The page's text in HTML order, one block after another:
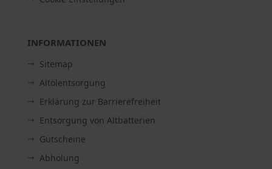
INFORMATIONEN
Sitemap
Altölentsorgung
Erklärung zur Barrierefreiheit
Entsorgung von Altbatterien
Gutscheine
Abholung